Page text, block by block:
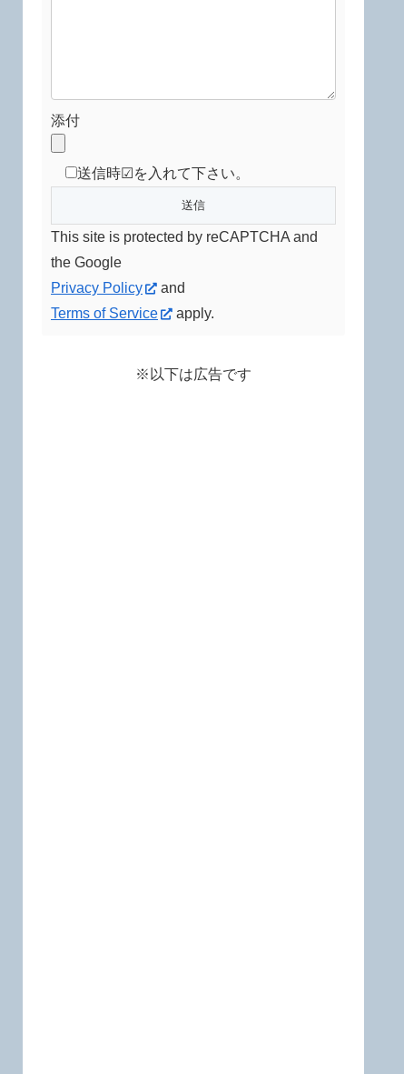
添付
送信時☑を入れて下さい。
This site is protected by reCAPTCHA and
the Google
Privacy Policy
and
Terms of Service
apply.
※以下は広告です